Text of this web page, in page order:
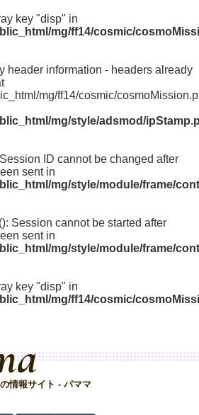
key "disp" in
mg/ff14/cosmic/
header information - headers already
mg/ff14/cosmic/
mg/style/adsmod/
ID cannot be changed after
sent in
mg/style/module/frame/
Session cannot be started after
sent in
mg/style/module/frame/
key "disp" in
mg/ff14/cosmic/
情報サイト - パママ